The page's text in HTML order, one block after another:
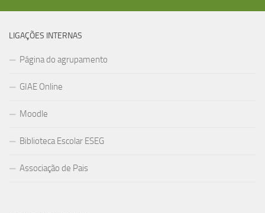
LIGAÇÕES INTERNAS
Página do agrupamento
GIAE Online
Moodle
Biblioteca Escolar ESEG
Associação de Pais